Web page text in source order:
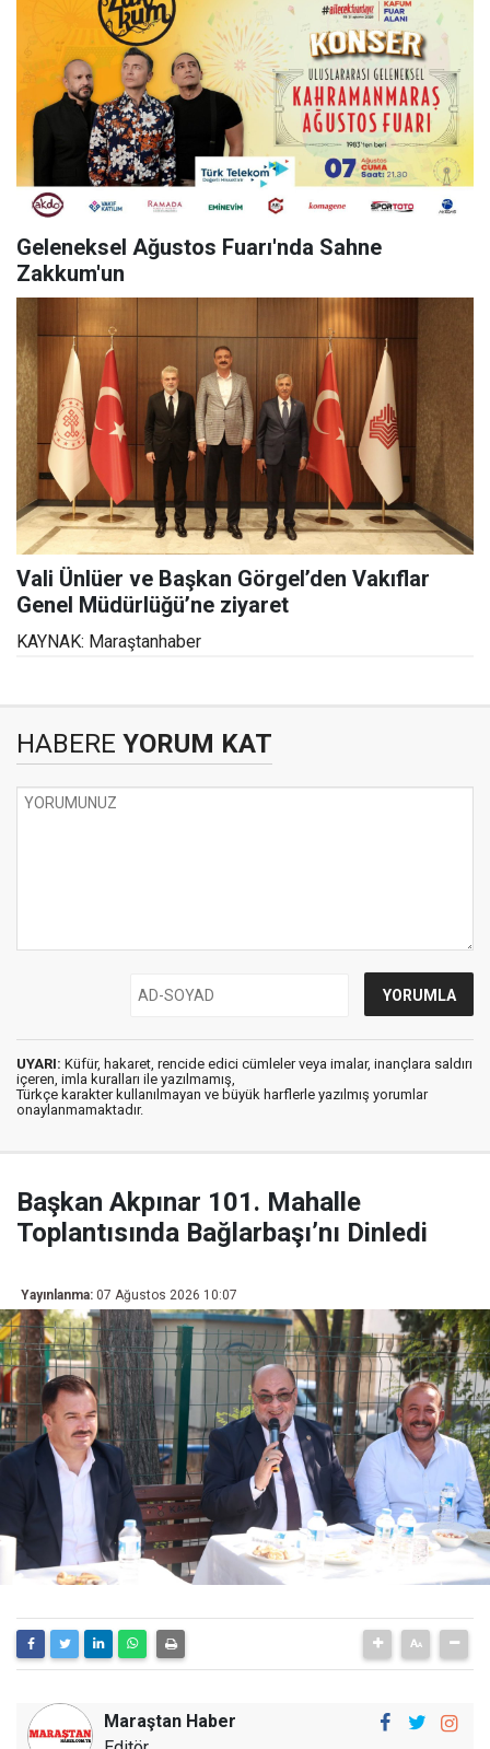
Geleneksel Ağustos Fuarı'nda Sahne
Zakkum'un
Vali Ünlüer ve Başkan Görgel’den Vakıflar
Genel Müdürlüğü’ne ziyaret
KAYNAK: Maraştanhaber
HABERE YORUM KAT
UYARI: Küfür, hakaret, rencide edici cümleler veya imalar, inançlara saldırı
içeren, imla kuralları ile yazılmamış,
Türkçe karakter kullanılmayan ve büyük harflerle yazılmış yorumlar
onaylanmamaktadır.
Başkan Akpınar 101. Mahalle
Toplantısında Bağlarbaşı’nı Dinledi
Yayınlanma: 07 Ağustos 2026 10:07
Maraştan Haber